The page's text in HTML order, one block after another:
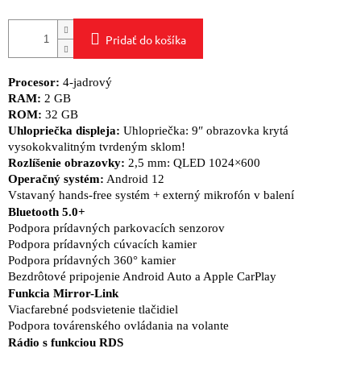
Pridať do košíka
Procesor: 4-jadrový
RAM: 2 GB
ROM: 32 GB
Uhlopriečka displeja: Uhlopriečka: 9″ obrazovka krytá
vysokokvalitným tvrdeným sklom!
Rozlíšenie obrazovky: 2,5 mm: QLED 1024×600
Operačný systém: Android 12
Vstavaný hands-free systém + externý mikrofón v balení
Bluetooth 5.0+
Podpora prídavných parkovacích senzorov
Podpora prídavných cúvacích kamier
Podpora prídavných 360° kamier
Bezdrôtové pripojenie Android Auto a Apple CarPlay
Funkcia Mirror-Link
Viacfarebné podsvietenie tlačidiel
Podpora továrenského ovládania na volante
Rádio s funkciou RDS